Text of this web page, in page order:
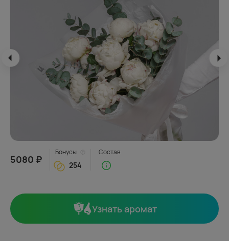
5080 ₽
Бонусы
254
Состав
Узнать аромат